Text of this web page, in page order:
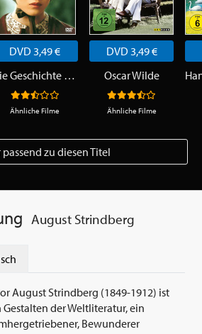
DVD 3,49 €
Die Geschichte der Adèle H.
Ähnliche Filme
DVD 3,49 €
Oscar Wilde
Ähnliche Filme
zu diesen Titel
August Strindberg
August Strindberg (1849-1912) ist
der Weltliteratur, ein
Bewunderer